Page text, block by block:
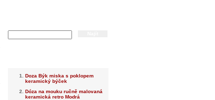
Doza Býk miska s poklopem
keramický býček
Dóza na mouku ručně malovaná
keramická retro Modrá